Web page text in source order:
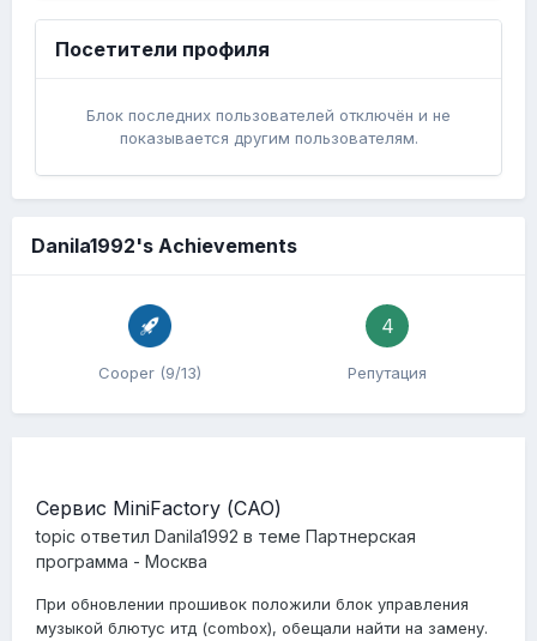
Посетители профиля
Блок последних пользователей отключён и не
показывается другим пользователям.
Danila1992's Achievements
Cooper (9/13)
4
Репутация
Сервис MiniFactory (САО)
topic ответил Danila1992 в теме Партнерская
программа - Москва
При обновлении прошивок положили блок управления
музыкой блютус итд (combox), обещали найти на замену.